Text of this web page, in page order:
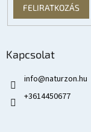
FELIRATKOZÁS
Kapcsolat
info@naturzon.hu
+3614450677